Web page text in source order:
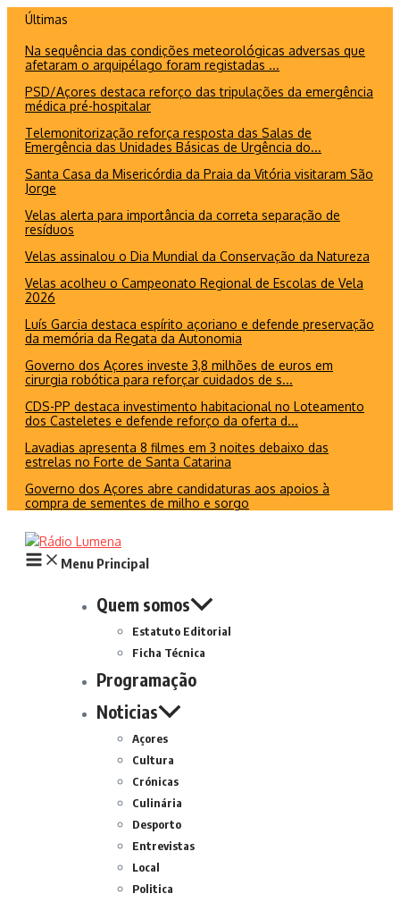
conteúdo
Últimas
Na sequência das condições meteorológicas adversas que
afetaram o arquipélago foram registadas ...
PSD/Açores destaca reforço das tripulações da emergência
médica pré-hospitalar
Telemonitorização reforça resposta das Salas de
Emergência das Unidades Básicas de Urgência do...
Santa Casa da Misericórdia da Praia da Vitória visitaram São
Jorge
Velas alerta para importância da correta separação de
resíduos
Velas assinalou o Dia Mundial da Conservação da Natureza
Velas acolheu o Campeonato Regional de Escolas de Vela
2026
Luís Garcia destaca espírito açoriano e defende preservação
da memória da Regata da Autonomia
Governo dos Açores investe 3,8 milhões de euros em
cirurgia robótica para reforçar cuidados de s...
CDS-PP destaca investimento habitacional no Loteamento
dos Casteletes e defende reforço da oferta d...
Lavadias apresenta 8 filmes em 3 noites debaixo das
estrelas no Forte de Santa Catarina
Governo dos Açores abre candidaturas aos apoios à
compra de sementes de milho e sorgo
Menu Principal
Quem somos
Estatuto Editorial
Ficha Técnica
Programação
Noticias
Açores
Cultura
Crónicas
Culinária
Desporto
Entrevistas
Local
Politica